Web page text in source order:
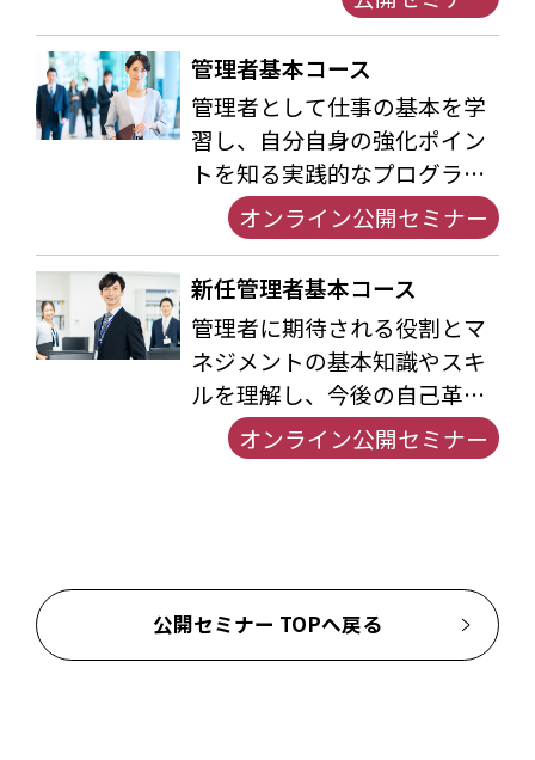
管理者基本コース
管理者として仕事の基本を学
習し、自分自身の強化ポイン
トを知る実践的なプログラ
ム。1名より参加可能な公開セ
ミナー型。
オンライン公開セミナー
新任管理者基本コース
管理者に期待される役割とマ
ネジメントの基本知識やスキ
ルを理解し、今後の自己革新
に向けた一歩を踏み出す
オンライン公開セミナー
公開セミナー TOPへ戻る